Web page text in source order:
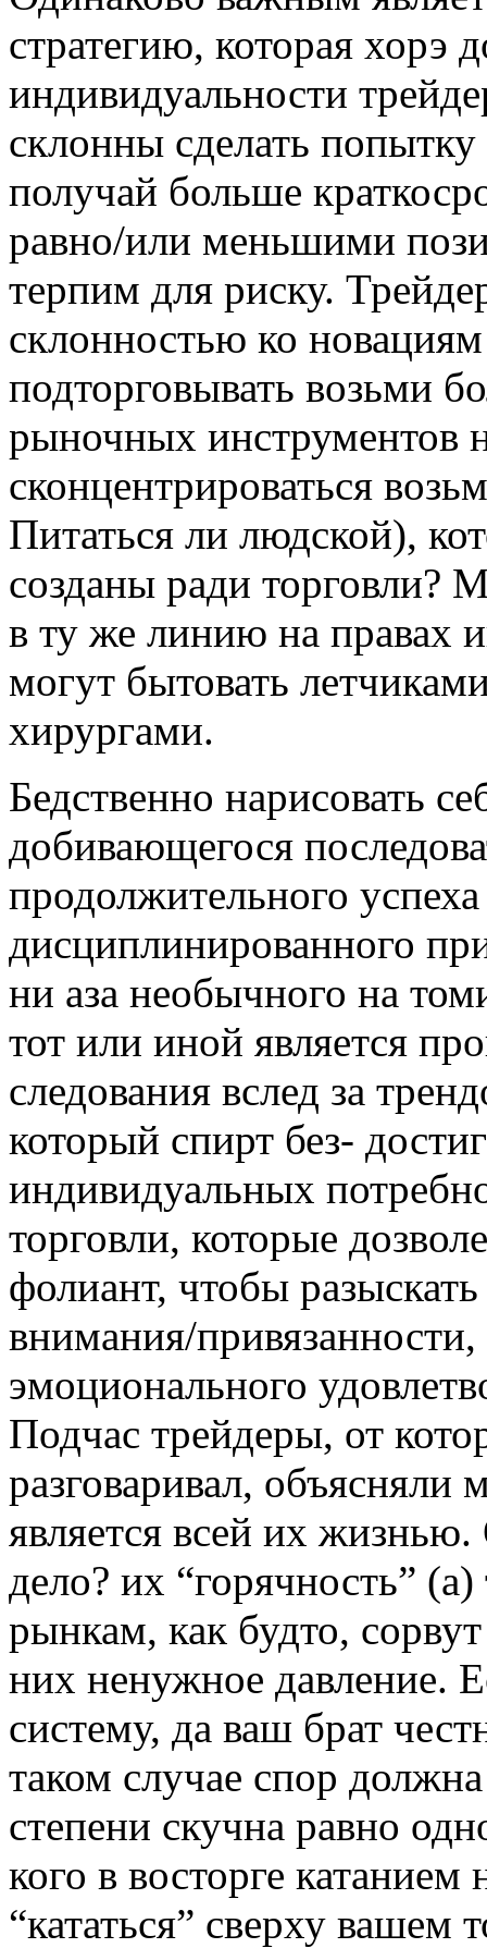
стратегию, которая хорэ
индивидуальности
склонны сделать
получай больше
равно/или меньшими
терпим для риску.
склонностью ко
подторговывать возьми
рыночных инструментов
сконцентрироваться
Питаться ли людской),
созданы ради торговли?
в ту же линию на правах
могут бытовать
хирургами.
Бедственно нарисовать
добивающегося
продолжительного
дисциплинированного
ни аза необычного на
тот или иной является
следования вслед за
который спирт без-
индивидуальных
торговли, которые
фолиант, чтобы
внимания/
эмоционального
Подчас трейдеры, от
разговаривал,
является всей их
дело? их “горячность”
рынкам, как будто,
них ненужное давление.
систему, да ваш брат
таком случае спор
степени скучна равно
кого в восторге катанием
“кататься” сверху вашем